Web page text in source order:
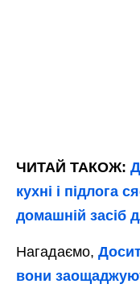
ЧИТАЙ ТАКОЖ:
кухні і підлога
домашній засіб
Нагадаємо,
вони